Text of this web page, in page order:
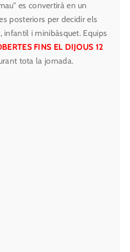
es convertirà en un
posteriors per decidir els
infantil i minibàsquet. Equips
FINS EL DIJOUS 12
tota la jornada.